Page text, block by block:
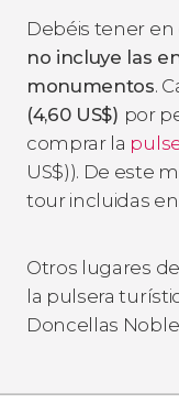
Debéis tener en
no incluye las
monumentos.
(4,60 US$) por
comprar la
US$)). De este
tour incluidas
Otros lugares
la pulsera
Doncellas